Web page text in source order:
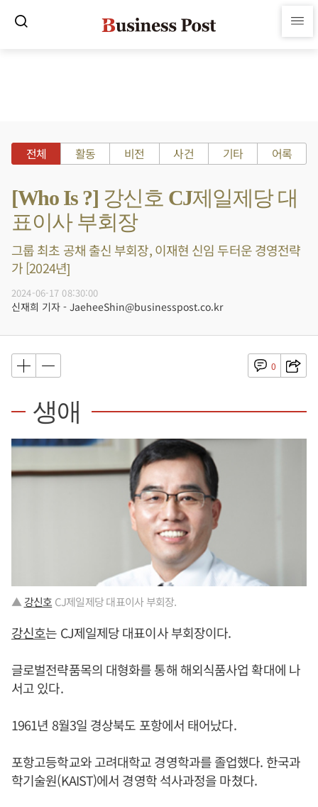
전체 활동 비전 사건 기타 어록
[Who Is ?] 강신호 CJ제일제당 대
표이사 부회장
그룹 최초 공채 출신 부회장, 이재현 신임 두터운 경영전략
가 [2024년]
2024-06-17 08:30:00
신재희 기자 - JaeheeShin@businesspost.co.kr
0
생애
▲ 강신호 CJ제일제당 대표이사 부회장.
강신호는 CJ제일제당 대표이사 부회장이다.
글로벌전략품목의 대형화를 통해 해외식품사업 확대에 나
서고 있다.
1961년 8월3일 경상북도 포항에서 태어났다.
포항고등학교와 고려대학교 경영학과를 졸업했다. 한국과
학기술원(KAIST)에서 경영학 석사과정을 마쳤다.